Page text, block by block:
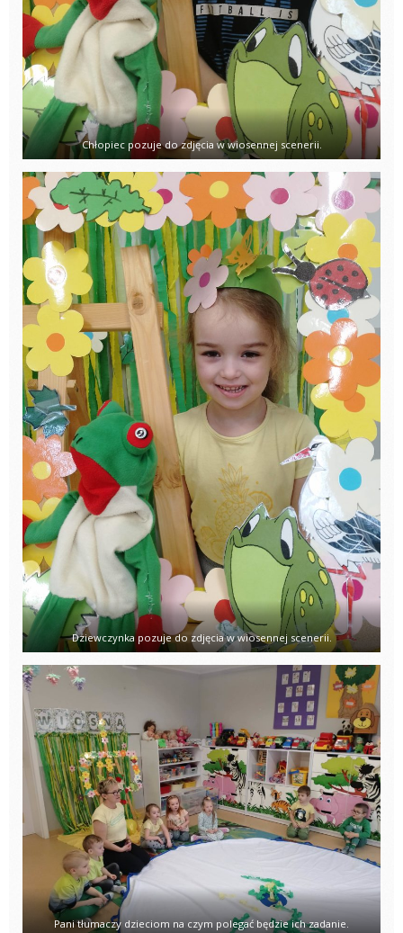
Chłopiec pozuje do zdjęcia w wiosennej scenerii.
Dziewczynka pozuje do zdjęcia w wiosennej scenerii.
Pani tłumaczy dzieciom na czym polegać będzie ich zadanie.